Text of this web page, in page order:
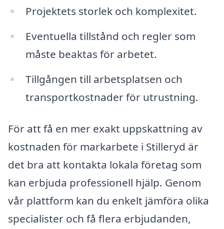
Projektets storlek och komplexitet.
Eventuella tillstånd och regler som
måste beaktas för arbetet.
Tillgången till arbetsplatsen och
transportkostnader för utrustning.
För att få en mer exakt uppskattning av
kostnaden för markarbete i Stilleryd är
det bra att kontakta lokala företag som
kan erbjuda professionell hjälp. Genom
vår plattform kan du enkelt jämföra olika
specialister och få flera erbjudanden,